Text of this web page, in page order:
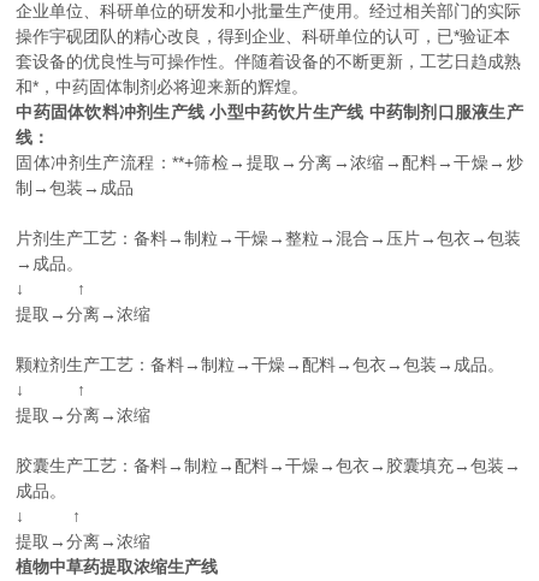
企业单位、科研单位的研发和小批量生产使用。经过相关部门的实际
操作宇砚团队的精心改良，得到企业、科研单位的认可，已*验证本
套设备的优良性与可操作性。伴随着设备的不断更新，工艺日趋成熟
和*，中药固体制剂必将迎来新的辉煌。
中药固体饮料冲剂生产线 小型中药饮片生产线 中药制剂口服液生产
线 ：
固体冲剂生产流程：**+筛检→提取→分离→浓缩→配料→干燥→炒
制→包装→成品
片剂生产工艺：备料→制粒→干燥→整粒→混合→压片→包衣→包装
→成品。
↓ ↑
提取→分离→浓缩
颗粒剂生产工艺：备料→制粒→干燥→配料→包衣→包装→成品。
↓ ↑
提取→分离→浓缩
胶囊生产工艺：备料→制粒→配料→干燥→包衣→胶囊填充→包装→
成品。
↓ ↑
提取→分离→浓缩
植物中草药提取浓缩生产线